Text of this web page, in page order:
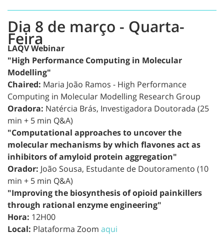
Dia 8 de março - Quarta-
Feira
LAQV Webinar
"High Performance Computing in Molecular
Modelling"
Chaired: Maria João Ramos - High Performance
Computing in Molecular Modelling Research Group
Oradora: Natércia Brás, Investigadora Doutorada (25
min + 5 min Q&A)
"Computational approaches to uncover the
molecular mechanisms by which flavones act as
inhibitors of amyloid protein aggregation"
Orador: João Sousa, Estudante de Doutoramento (10
min + 5 min Q&A)
"Improving the biosynthesis of opioid painkillers
through rational enzyme engineering"
Hora: 12H00
Local: Plataforma Zoom aqui